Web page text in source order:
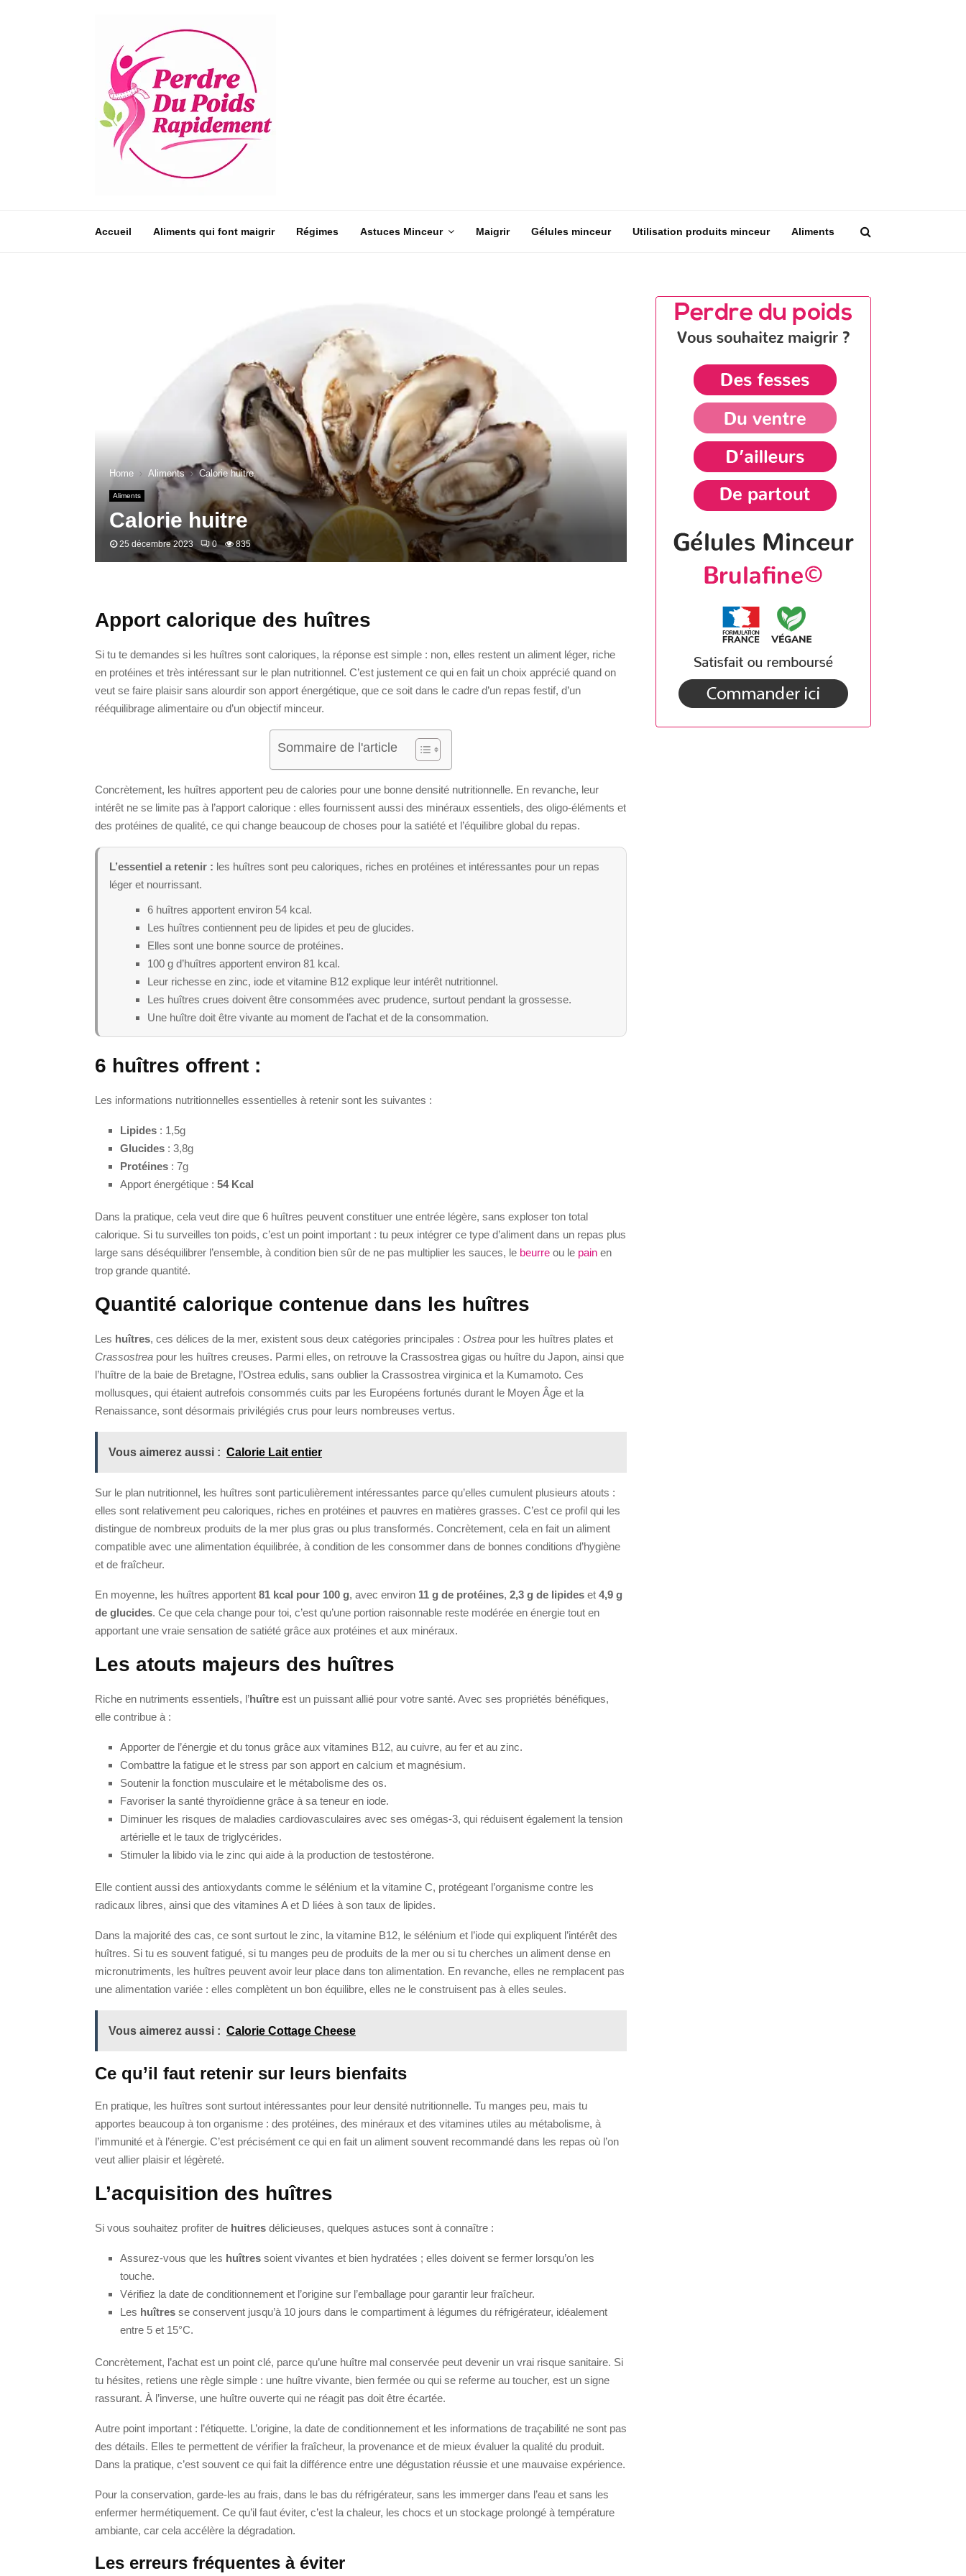
Accueil Aliments qui font maigrir Régimes Astuces Minceur Maigrir Gélules minceur Utilisation produits minceur Aliments
Home Aliments Calorie huitre
Aliments
Calorie huitre
25 décembre 2023 0 835
Apport calorique des huîtres
Si tu te demandes si les huîtres sont caloriques, la réponse est simple : non, elles restent un aliment léger, riche
en protéines et très intéressant sur le plan nutritionnel. C’est justement ce qui en fait un choix apprécié quand on
veut se faire plaisir sans alourdir son apport énergétique, que ce soit dans le cadre d’un repas festif, d’un
rééquilibrage alimentaire ou d’un objectif minceur.
Sommaire de l'article
Concrètement, les huîtres apportent peu de calories pour une bonne densité nutritionnelle. En revanche, leur
intérêt ne se limite pas à l’apport calorique : elles fournissent aussi des minéraux essentiels, des oligo-éléments et
des protéines de qualité, ce qui change beaucoup de choses pour la satiété et l’équilibre global du repas.
L’essentiel a retenir : les huîtres sont peu caloriques, riches en protéines et intéressantes pour un repas
léger et nourrissant.
6 huîtres apportent environ 54 kcal.
Les huîtres contiennent peu de lipides et peu de glucides.
Elles sont une bonne source de protéines.
100 g d’huîtres apportent environ 81 kcal.
Leur richesse en zinc, iode et vitamine B12 explique leur intérêt nutritionnel.
Les huîtres crues doivent être consommées avec prudence, surtout pendant la grossesse.
Une huître doit être vivante au moment de l’achat et de la consommation.
6 huîtres offrent :
Les informations nutritionnelles essentielles à retenir sont les suivantes :
Lipides : 1,5g
Glucides : 3,8g
Protéines : 7g
Apport énergétique : 54 Kcal
Dans la pratique, cela veut dire que 6 huîtres peuvent constituer une entrée légère, sans exploser ton total
calorique. Si tu surveilles ton poids, c’est un point important : tu peux intégrer ce type d’aliment dans un repas plus
large sans déséquilibrer l’ensemble, à condition bien sûr de ne pas multiplier les sauces, le beurre ou le pain en
trop grande quantité.
Quantité calorique contenue dans les huîtres
Les huîtres, ces délices de la mer, existent sous deux catégories principales : Ostrea pour les huîtres plates et
Crassostrea pour les huîtres creuses. Parmi elles, on retrouve la Crassostrea gigas ou huître du Japon, ainsi que
l’huître de la baie de Bretagne, l’Ostrea edulis, sans oublier la Crassostrea virginica et la Kumamoto. Ces
mollusques, qui étaient autrefois consommés cuits par les Européens fortunés durant le Moyen Âge et la
Renaissance, sont désormais privilégiés crus pour leurs nombreuses vertus.
Vous aimerez aussi : Calorie Lait entier
Sur le plan nutritionnel, les huîtres sont particulièrement intéressantes parce qu’elles cumulent plusieurs atouts :
elles sont relativement peu caloriques, riches en protéines et pauvres en matières grasses. C’est ce profil qui les
distingue de nombreux produits de la mer plus gras ou plus transformés. Concrètement, cela en fait un aliment
compatible avec une alimentation équilibrée, à condition de les consommer dans de bonnes conditions d’hygiène
et de fraîcheur.
En moyenne, les huîtres apportent 81 kcal pour 100 g, avec environ 11 g de protéines, 2,3 g de lipides et 4,9 g
de glucides. Ce que cela change pour toi, c’est qu’une portion raisonnable reste modérée en énergie tout en
apportant une vraie sensation de satiété grâce aux protéines et aux minéraux.
Les atouts majeurs des huîtres
Riche en nutriments essentiels, l’huître est un puissant allié pour votre santé. Avec ses propriétés bénéfiques,
elle contribue à :
Apporter de l’énergie et du tonus grâce aux vitamines B12, au cuivre, au fer et au zinc.
Combattre la fatigue et le stress par son apport en calcium et magnésium.
Soutenir la fonction musculaire et le métabolisme des os.
Favoriser la santé thyroïdienne grâce à sa teneur en iode.
Diminuer les risques de maladies cardiovasculaires avec ses omégas-3, qui réduisent également la tension
artérielle et le taux de triglycérides.
Stimuler la libido via le zinc qui aide à la production de testostérone.
Elle contient aussi des antioxydants comme le sélénium et la vitamine C, protégeant l’organisme contre les
radicaux libres, ainsi que des vitamines A et D liées à son taux de lipides.
Dans la majorité des cas, ce sont surtout le zinc, la vitamine B12, le sélénium et l’iode qui expliquent l’intérêt des
huîtres. Si tu es souvent fatigué, si tu manges peu de produits de la mer ou si tu cherches un aliment dense en
micronutriments, les huîtres peuvent avoir leur place dans ton alimentation. En revanche, elles ne remplacent pas
une alimentation variée : elles complètent un bon équilibre, elles ne le construisent pas à elles seules.
Vous aimerez aussi : Calorie Cottage Cheese
Ce qu’il faut retenir sur leurs bienfaits
En pratique, les huîtres sont surtout intéressantes pour leur densité nutritionnelle. Tu manges peu, mais tu
apportes beaucoup à ton organisme : des protéines, des minéraux et des vitamines utiles au métabolisme, à
l’immunité et à l’énergie. C’est précisément ce qui en fait un aliment souvent recommandé dans les repas où l’on
veut allier plaisir et légèreté.
L’acquisition des huîtres
Si vous souhaitez profiter de huitres délicieuses, quelques astuces sont à connaître :
Assurez-vous que les huîtres soient vivantes et bien hydratées ; elles doivent se fermer lorsqu’on les
touche.
Vérifiez la date de conditionnement et l’origine sur l’emballage pour garantir leur fraîcheur.
Les huîtres se conservent jusqu’à 10 jours dans le compartiment à légumes du réfrigérateur, idéalement
entre 5 et 15°C.
Concrètement, l’achat est un point clé, parce qu’une huître mal conservée peut devenir un vrai risque sanitaire. Si
tu hésites, retiens une règle simple : une huître vivante, bien fermée ou qui se referme au toucher, est un signe
rassurant. À l’inverse, une huître ouverte qui ne réagit pas doit être écartée.
Autre point important : l’étiquette. L’origine, la date de conditionnement et les informations de traçabilité ne sont pas
des détails. Elles te permettent de vérifier la fraîcheur, la provenance et de mieux évaluer la qualité du produit.
Dans la pratique, c’est souvent ce qui fait la différence entre une dégustation réussie et une mauvaise expérience.
Pour la conservation, garde-les au frais, dans le bas du réfrigérateur, sans les immerger dans l’eau et sans les
enfermer hermétiquement. Ce qu’il faut éviter, c’est la chaleur, les chocs et un stockage prolongé à température
ambiante, car cela accélère la dégradation.
Les erreurs fréquentes à éviter